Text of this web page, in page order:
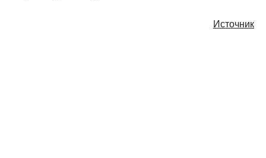
Источник